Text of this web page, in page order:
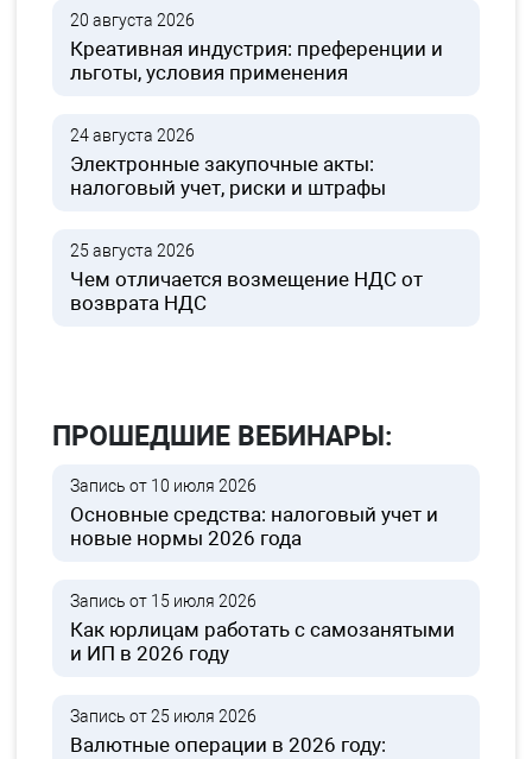
20 августа 2026
Креативная индустрия: преференции и
льготы, условия применения
24 августа 2026
Электронные закупочные акты:
налоговый учет, риски и штрафы
25 августа 2026
Чем отличается возмещение НДС от
возврата НДС
ПРОШЕДШИЕ ВЕБИНАРЫ:
Запись от 10 июля 2026
Основные средства: налоговый учет и
новые нормы 2026 года
Запись от 15 июля 2026
Как юрлицам работать с самозанятыми
и ИП в 2026 году
Запись от 25 июля 2026
Валютные операции в 2026 году: